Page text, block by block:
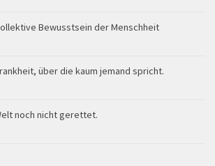
Bewusstsein der Menschheit
über die kaum jemand spricht.
noch nicht gerettet.